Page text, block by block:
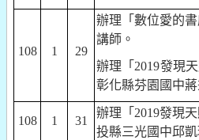
108 1 29
辦理「數位愛的
講師。
辦理「 2019發現
彰化縣芬園國中
108 1 31
辦理「 2019發現
投縣三光國中邱